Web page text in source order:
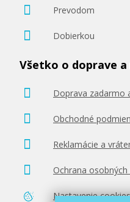
Prevodom
Dobierkou
Všetko o doprave a
Doprava zadarmo
Obchodné
Reklamácie a
Ochrana
Nastavenie cookies